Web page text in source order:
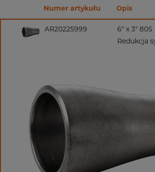
Numer artykułu Opis
AR20225999
6" x 3" 80S
Redukcja